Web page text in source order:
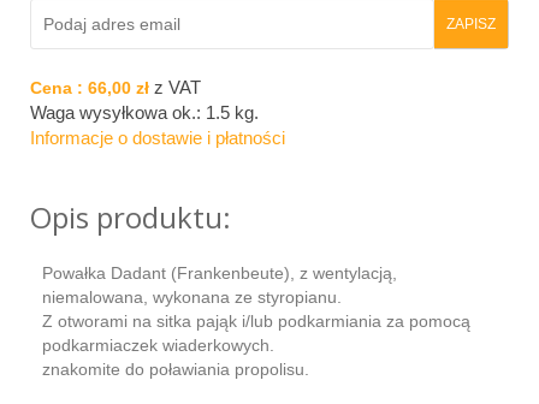
Cena : 66,00 zł z VAT
Waga wysyłkowa ok.: 1.5 kg.
Informacje o dostawie i płatności
Opis produktu:
Powałka Dadant (Frankenbeute), z wentylacją,
niemalowana, wykonana ze styropianu.
Z otworami na sitka pająk i/lub podkarmiania za pomocą
podkarmiaczek wiaderkowych.
znakomite do poławiania propolisu.